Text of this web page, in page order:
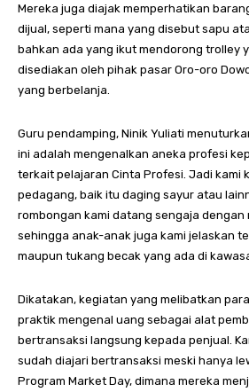
Mereka juga diajak memperhatikan
dijual, seperti mana yang disebut sapu
bahkan ada yang ikut mendorong trolley
disediakan oleh pihak pasar Oro-oro
yang berbelanja.
Guru pendamping, Ninik Yuliati
ini adalah mengenalkan aneka profesi
terkait pelajaran Cinta Profesi. Jadi kami
pedagang, baik itu daging sayur atau
rombongan kami datang sengaja dengan
sehingga anak-anak juga kami jelaskan
maupun tukang becak yang ada di
Dikatakan, kegiatan yang melibatkan
praktik mengenal uang sebagai alat
bertransaksi langsung kepada penjual.
sudah diajari bertransaksi meski hanya
Program Market Day, dimana mereka